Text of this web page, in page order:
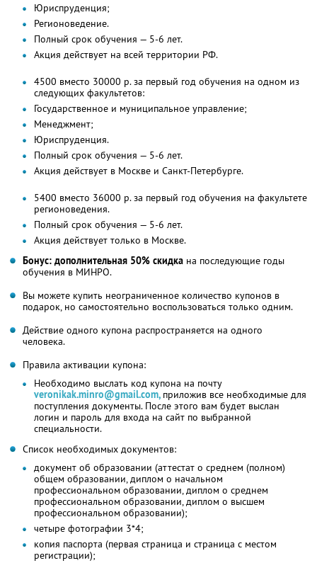
Юриспруденция;
Регионоведение.
Полный срок обучения — 5-6 лет.
Акция действует на всей территории РФ.
4500 вместо 30000 р. за первый год обучения на одном из
следующих факультетов:
Государственное и муниципальное управление;
Менеджмент;
Юриспруденция.
Полный срок обучения — 5-6 лет.
Акция действует в Москве и Санкт-Петербурге.
5400 вместо 36000 р. за первый год обучения на факультете
регионоведения.
Полный срок обучения — 5-6 лет.
Акция действует только в Москве.
Бонус: дополнительная 50% скидка на последующие годы
обучения в МИНРО.
Вы можете купить неограниченное количество купонов в
подарок, но самостоятельно воспользоваться только одним.
Действие одного купона распространяется на одного
человека.
Правила активации купона:
Необходимо выслать код купона на почту
veronikak.minro@gmail.com, приложив все необходимые для
поступления документы. После этого вам будет выслан
логин и пароль для входа на сайт по выбранной
специальности.
Список необходимых документов:
документ об образовании (аттестат о среднем (полном)
общем образовании, диплом о начальном
профессиональном образовании, диплом о среднем
профессиональном образовании, диплом о высшем
профессиональном образовании);
четыре фотографии 3*4;
копия паспорта (первая страница и страница с местом
регистрации);